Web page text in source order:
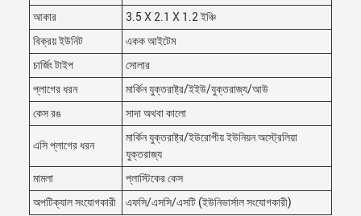
আকার
3.5 X 2.1 X 1.2 ইঞ্চি
বিক্রয় ইউনিট
একক আইটেম
চার্জিং টাইপ
সোলার
প্লাগের ধরন
মার্কিন যুক্তরাষ্ট্র/ইইউ/যুক্তরাজ্য/আউ
কেস রঙ
সাদা অথবা কালো
এসি প্লাগের ধরন
মার্কিন যুক্তরাষ্ট্র/ইউরোপীয় ইউনিয়ন অস্ট্রেলিয়া
যুক্তরাজ্য
মামলা
প্লাস্টিকের কেস
অপটিক্যাল সংযোগকারী
এফসি/এসসি/এসটি (ইউনিভার্সাল সংযোগকারী)